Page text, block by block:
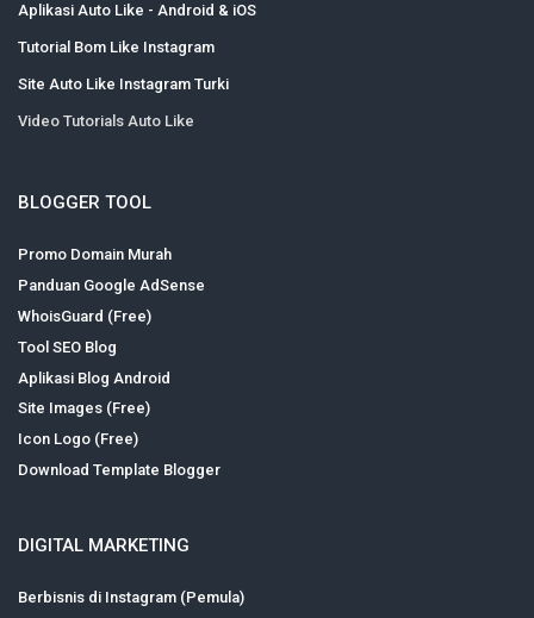
Aplikasi Auto Like - Android & iOS
Tutorial Bom Like Instagram
Site Auto Like Instagram Turki
Video Tutorials Auto Like
BLOGGER TOOL
Promo Domain Murah
Panduan Google AdSense
WhoisGuard (Free)
Tool SEO Blog
Aplikasi Blog Android
Site Images (Free)
Icon Logo (Free)
Download Template Blogger
DIGITAL MARKETING
Berbisnis di Instagram (Pemula)